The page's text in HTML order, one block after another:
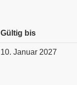
Gültig bis
10. Januar 2027